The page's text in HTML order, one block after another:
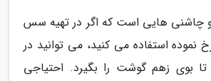
چاشنی هایی است که اگر در تهیه سس
نموده استفاده می کنید، می توانید در
بوی زهم گوشت را بگیرد. احتیاجی